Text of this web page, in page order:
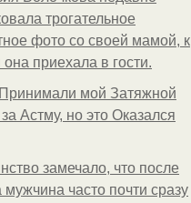
трогательное
фото со своей мамой, к
она приехала в гости.
мой Затяжной
Астму, но это Оказался
замечало, что после
мужчина часто почти сразу